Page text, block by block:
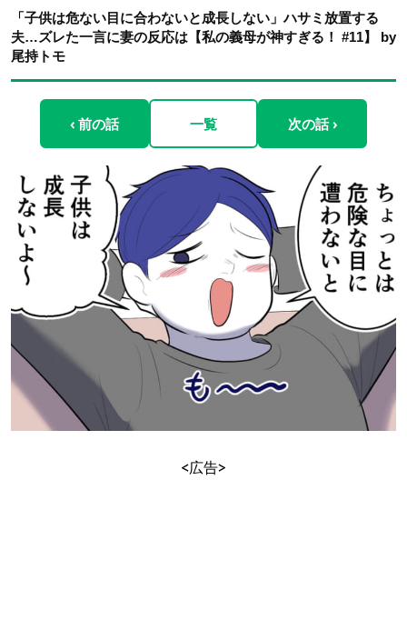
「子供は危ない目に合わないと成長しない」ハサミ放置する
夫…ズレた一言に妻の反応は【私の義母が神すぎる！ #11】 by
尾持トモ
‹ 前の話 一覧 次の話 ›
<広告>